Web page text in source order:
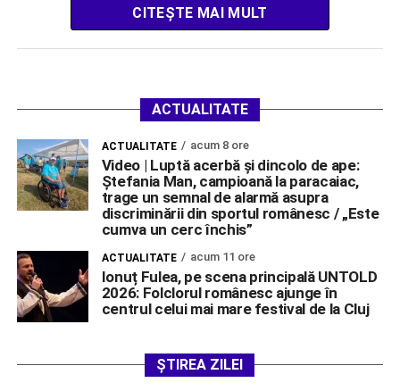
CITEȘTE MAI MULT
ACTUALITATE
ACTUALITATE acum 8 ore
Video | Luptă acerbă și dincolo de ape:
Ștefania Man, campioană la paracaiac,
trage un semnal de alarmă asupra
discriminării din sportul românesc / „Este
cumva un cerc închis”
ACTUALITATE acum 11 ore
Ionuț Fulea, pe scena principală UNTOLD
2026: Folclorul românesc ajunge în
centrul celui mai mare festival de la Cluj
ȘTIREA ZILEI